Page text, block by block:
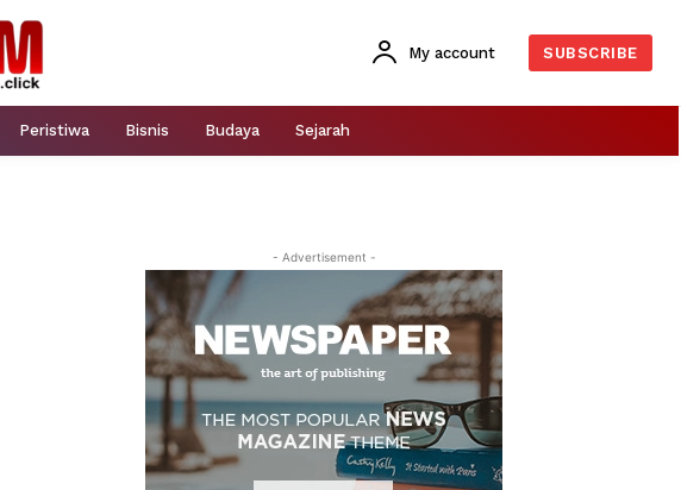
My account SUBSCRIBE
Peristiwa Bisnis Budaya Sejarah
- Advertisement -